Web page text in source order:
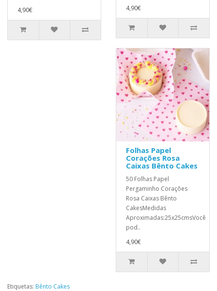
4,90€
4,90€
Folhas Papel
Corações Rosa
Caixas Bênto Cakes
50 Folhas Papel
Pergaminho Corações
Rosa Caixas Bênto
CakesMedidas
Aproximadas:25x25cmsVocê
pod..
4,90€
Etiquetas: Bênto Cakes